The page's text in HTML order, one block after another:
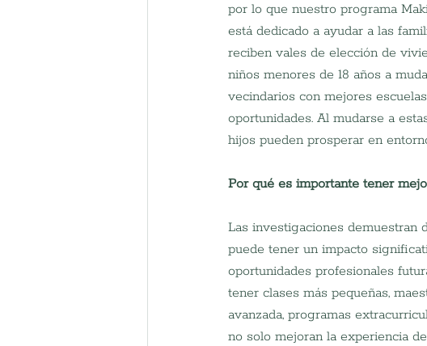
por lo que nuestro programa
está dedicado a ayudar a las
reciben vales de elección de
niños menores de 18 años a
vecindarios con mejores
oportunidades. Al mudarse a
hijos pueden prosperar en
Por qué es importante tener
Las investigaciones demuestran
puede tener un impacto
oportunidades profesionales
tener clases más pequeñas,
avanzada, programas
no solo mejoran la experiencia